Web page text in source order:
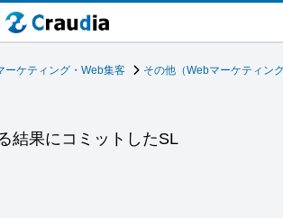
ーケティング・Web集客 その他（Webマーケティング
結果にコミットしたSL